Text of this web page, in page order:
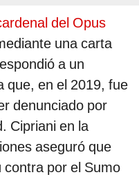
del Opus
una carta
a un
que, en el 2019, fue
denunciado por
Cipriani en la
aseguró que
contra por el Sumo